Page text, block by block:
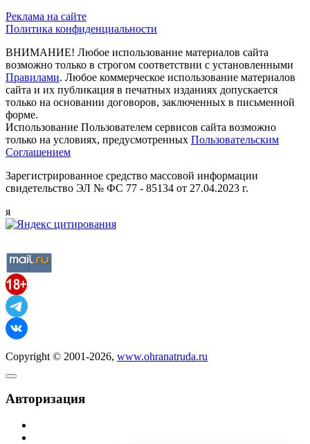
Реклама на сайте
Политика конфиденциальности
ВНИМАНИЕ! Любое использование материалов сайта
возможно только в строгом соответствии с установленными
Правилами. Любое коммерческое использование материалов
сайта и их публикация в печатных изданиях допускается
только на основании договоров, заключенных в письменной
форме.
Использование Пользователем сервисов сайта возможно
только на условиях, предусмотренных Пользовательским
Соглашением
Зарегистрированное средство массовой информации
свидетельство ЭЛ № ФС 77 - 85134 от 27.04.2023 г.
я
Copyright © 2001-2026, www.ohranatruda.ru
Авторизация